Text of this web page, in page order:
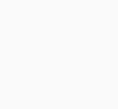
완전자차와 슈퍼자차